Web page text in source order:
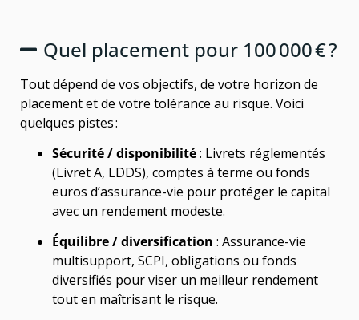
Quel placement pour 100 000 € ?
Tout dépend de vos objectifs, de votre horizon de
placement et de votre tolérance au risque. Voici
quelques pistes :
Sécurité / disponibilité: Livrets réglementés
(Livret A, LDDS), comptes à terme ou fonds
euros d’assurance-vie pour protéger le capital
avec un rendement modeste.
Équilibre / diversification : Assurance-vie
multisupport, SCPI, obligations ou fonds
diversifiés pour viser un meilleur rendement
tout en maîtrisant le risque.